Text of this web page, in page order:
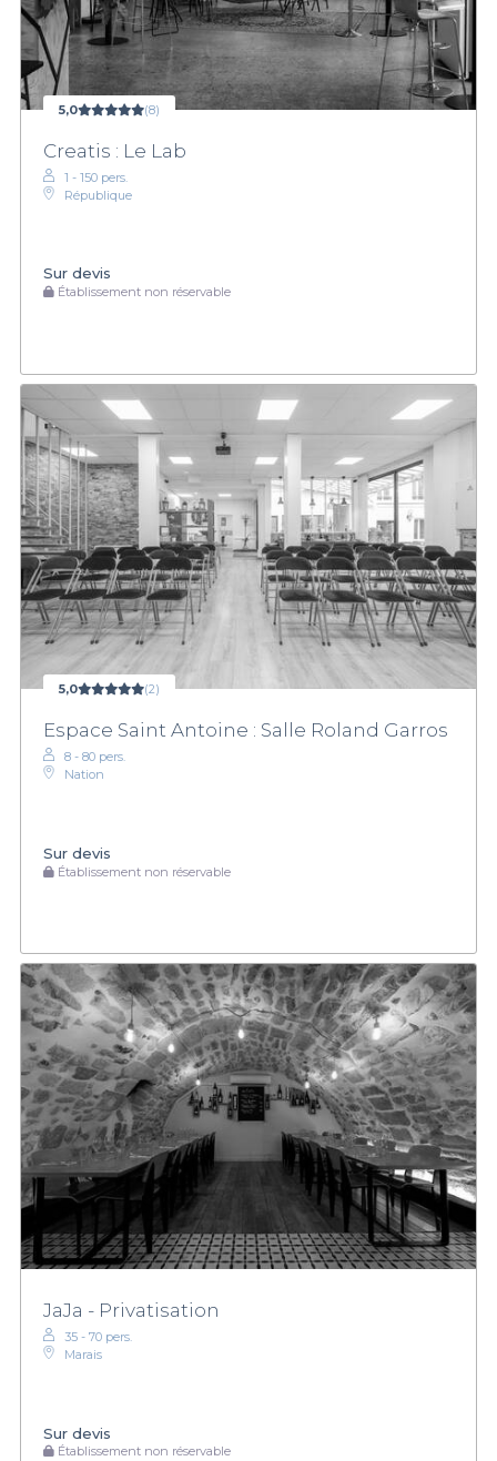
5,0 (8)
Creatis : Le Lab
1 - 150 pers.
République
Sur devis
Établissement non réservable
5,0 (2)
Espace Saint Antoine : Salle Roland Garros
8 - 80 pers.
Nation
Sur devis
Établissement non réservable
JaJa - Privatisation
35 - 70 pers.
Marais
Sur devis
Établissement non réservable